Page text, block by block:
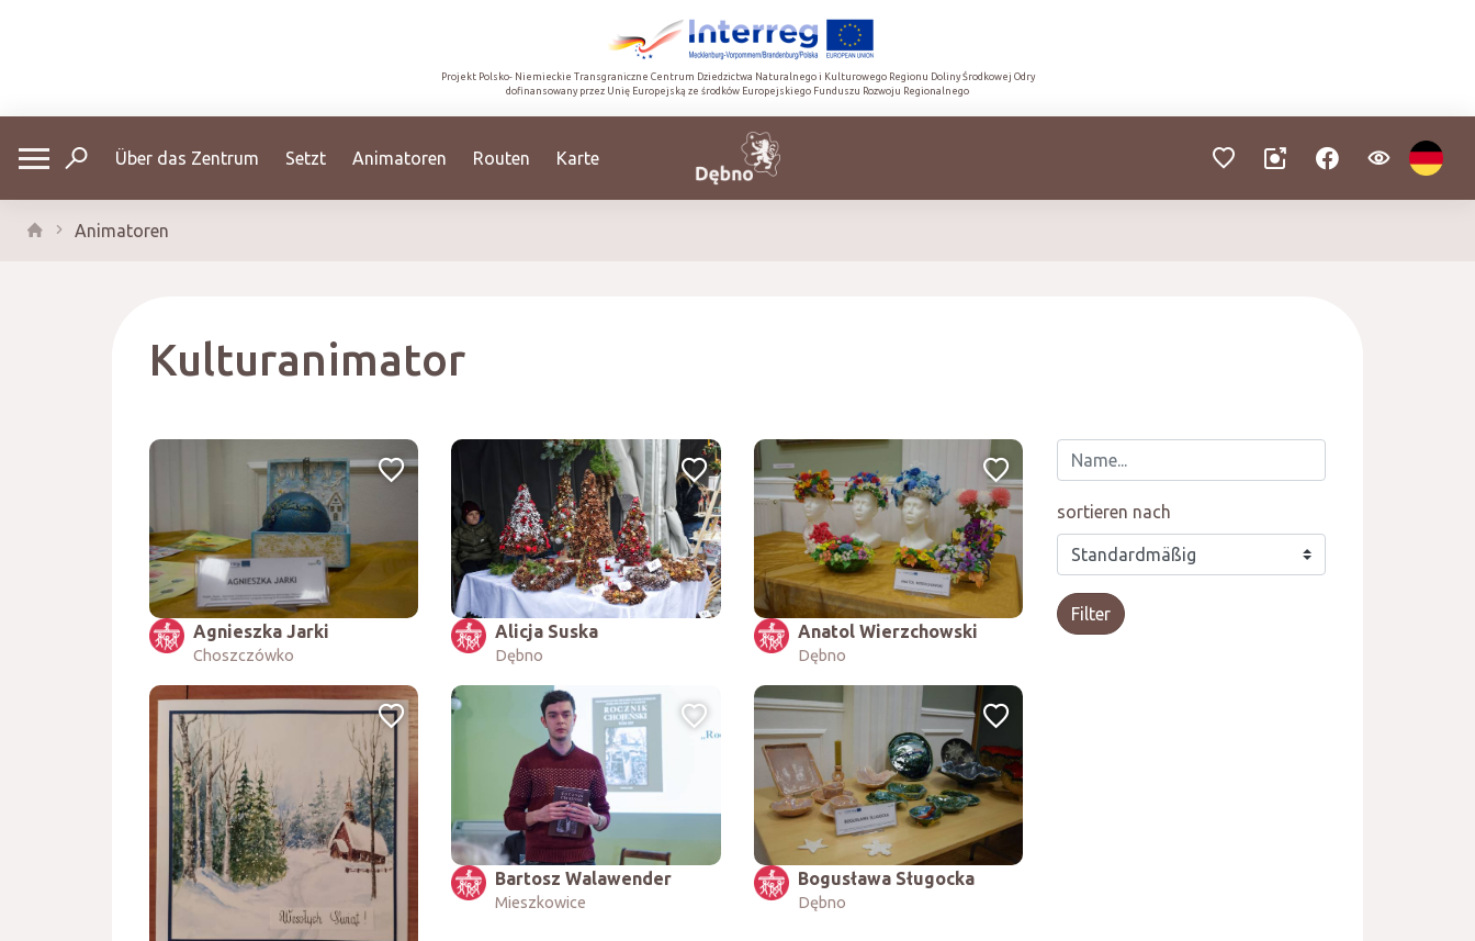
Projekt Polsko- Niemieckie Transgraniczne Centrum Dziedzictwa Naturalnego i Kulturowego Regionu Doliny Środkowej Odry
dofinansowany przez Unię Europejską ze środków Europejskiego Funduszu Rozwoju Regionalnego
Über das Zentrum Setzt Animatoren Routen Karte
Animatoren
Kulturanimator
Agnieszka Jarki
Choszczówko
Alicja Suska
Dębno
Anatol Wierzchowski
Dębno
Bartosz Walawender
Mieszkowice
Bogusława Sługocka
Dębno
sortieren nach
Filter